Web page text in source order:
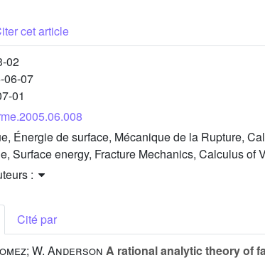
cet article
02
06-07
01
Énergie de surface, Mécanique de la Rupture,
Surface energy, Fracture Mechanics, Calculus of
:
Cité par
W. Anderson A rational analytic theory of